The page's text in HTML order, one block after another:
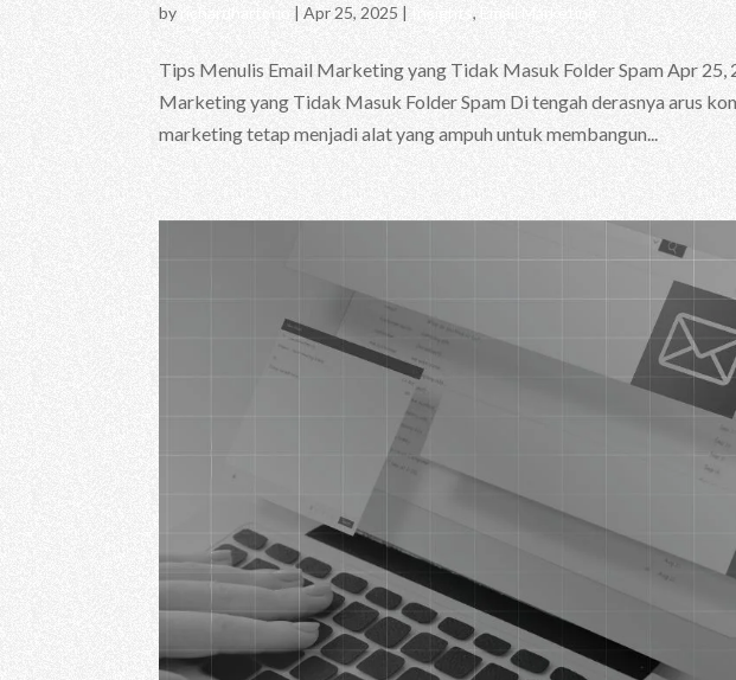
by |Apr 25, 2025 | Insights,
Tips Menulis Email Marketing yang Tidak Masuk Folder Spam Apr 25,
Marketing yang Tidak Masuk Folder Spam Di tengah derasnya arus
marketing tetap menjadi alat yang ampuh untuk membangun...